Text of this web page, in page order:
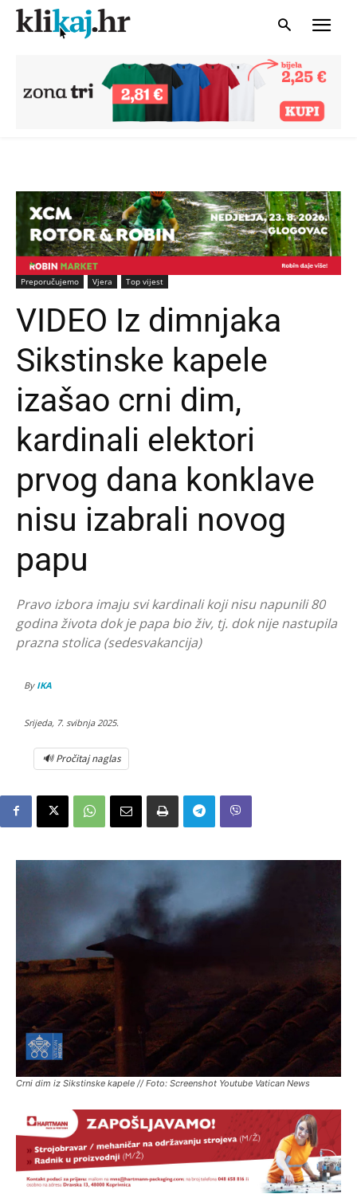
Preporučujemo Vjera Top vijest
VIDEO Iz dimnjaka
Sikstinske kapele
izašao crni dim,
kardinali elektori
prvog dana konklave
nisu izabrali novog
papu
Pravo izbora imaju svi kardinali koji nisu napunili 80
godina života dok je papa bio živ, tj. dok nije nastupila
prazna stolica (sedesvakancija)
By IKA
Srijeda, 7. svibnja 2025.
🔊 Pročitaj naglas
Crni dim iz Sikstinske kapele // Foto: Screenshot Youtube Vatican News